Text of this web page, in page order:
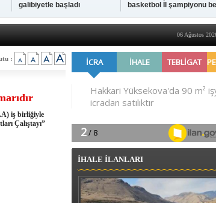
galibiyetle başladı
basketbol İl şampiyonu
oldu
06 Ağustos
:
iş birliğiyle
Çalıştayı”
İHALE İLANLARI